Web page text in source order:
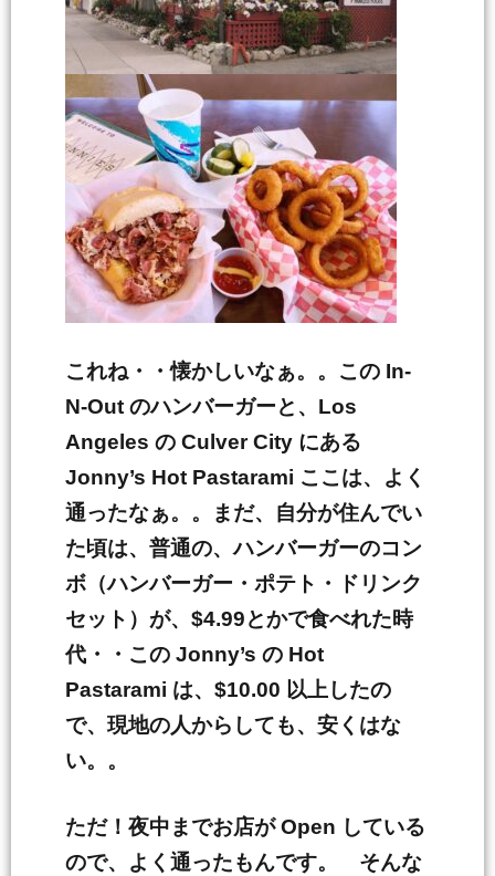
これね・・懐かしいなぁ。。この In-
N-Out のハンバーガーと、Los
Angeles の Culver City にある
Jonny’s Hot Pastarami ここは、よく
通ったなぁ。。まだ、自分が住んでい
た頃は、普通の、ハンバーガーのコン
ボ（ハンバーガー・ポテト・ドリンク
セット）が、$4.99とかで食べれた時
代・・この Jonny’s の Hot
Pastarami は、$10.00 以上したの
で、現地の人からしても、安くはな
い。。
ただ！夜中までお店が Open している
ので、よく通ったもんです。 そんな